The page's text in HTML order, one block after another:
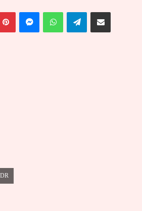
PinterestMessengerWhatsAppTelegramPartager par email